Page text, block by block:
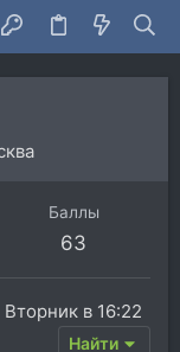
Баллы
63
Вторник в 16:22
Найти